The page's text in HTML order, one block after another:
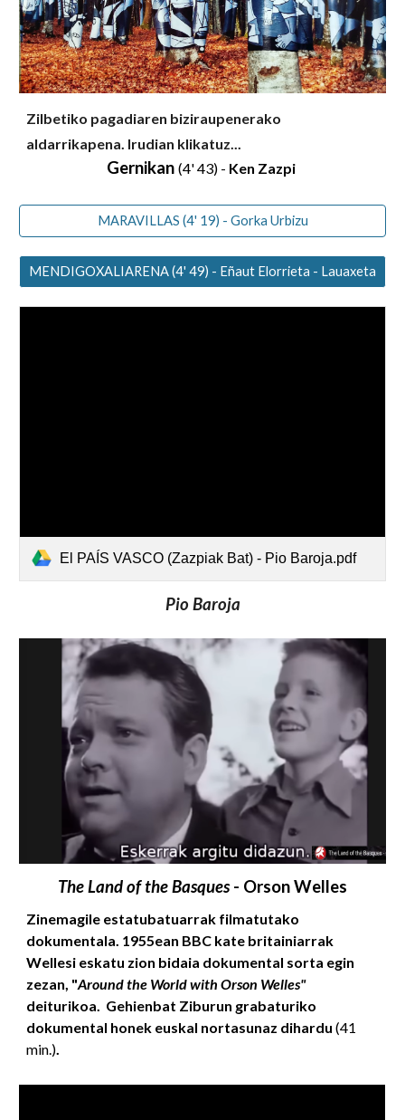
Zilbetiko pagadiaren biziraupenerako
aldarrikapena. Irudian klikatuz...
Gernikan (4' 43) - Ken Zazpi
MARAVILLAS (4' 19) - Gorka Urbizu
MENDIGOXALIARENA (4' 49) - Eñaut Elorrieta - Lauaxeta
El PAÍS VASCO (Zazpiak Bat) - Pio Baroja.pdf
Pio Baroja
The Land of the Basques- OrsonWelles
Zinemagile estatubatuarrak filmatutako
dokumentala. 1955ean BBC kate britainiarrak
Wellesi eskatu zion bidaia dokumental sorta egin
zezan, "Around the World with Orson Welles"
deiturikoa. Gehienbat Ziburun grabaturiko
dokumental honek euskal nortasunaz dihardu(41
min.).